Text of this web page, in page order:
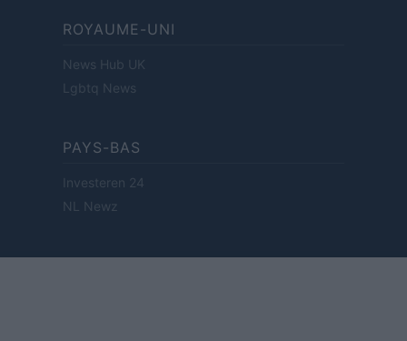
ROYAUME-UNI
News Hub UK
Lgbtq News
PAYS-BAS
Investeren 24
NL Newz